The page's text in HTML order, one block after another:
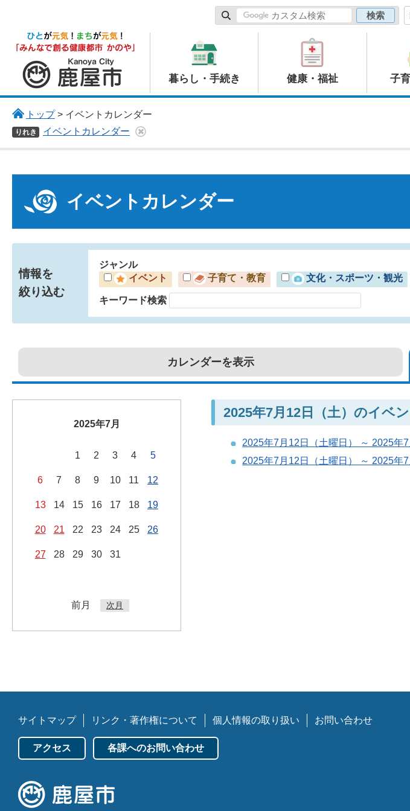
鹿屋市
暮らし・手続き 健康・福祉 子
トップ> イベントカレンダー
りれき イベントカレンダー
イベントカレンダー
情報を
絞り込む
ジャンル
イベント
子育て・教育 文化・スポーツ・観光
キーワード検索
カレンダーを表示
2025年7月
1 2 3 4 5
6 7 8 9 10 11 12
13 14 15 16 17 18 19
20 21 22 23 24 25 26
27 28 29 30 31
前月 次月
2025年7月12日（土）のイベン
2025年7月12日（土曜日） ～ 2025年
2025年7月12日（土曜日） ～ 2025年
サイトマップ リンク・著作権について 個人情報の取り扱い お問い合わせ
アクセス 各課へのお問い合わせ